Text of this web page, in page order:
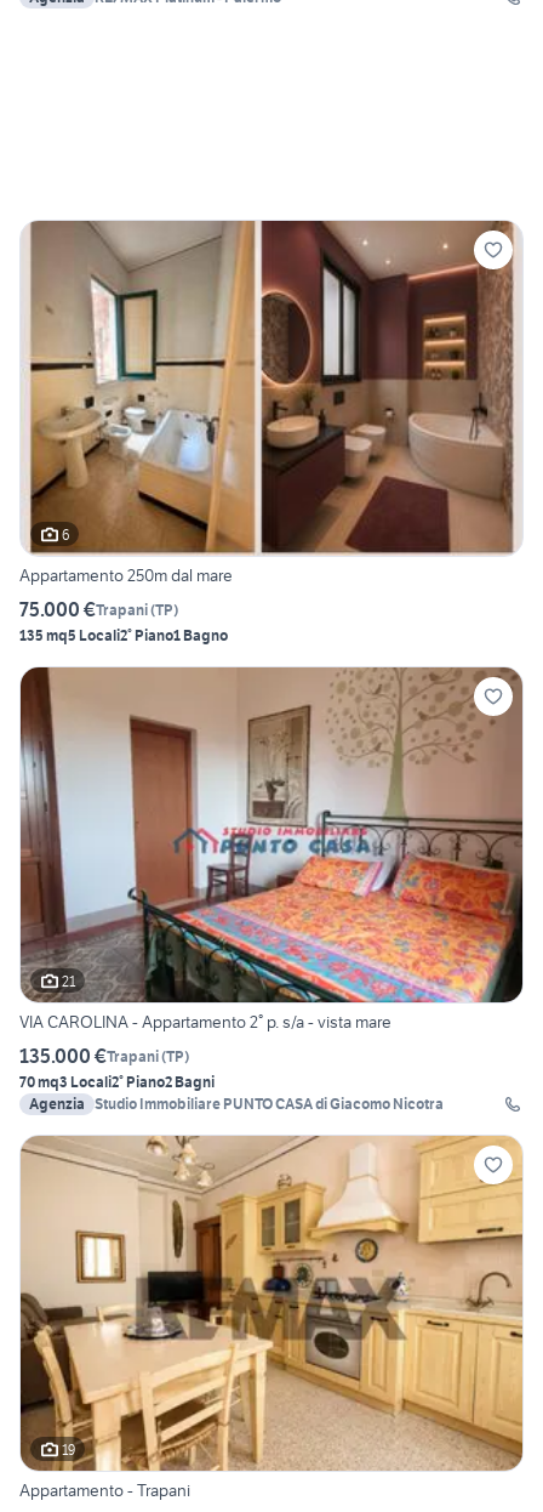
6
Appartamento 250m dal mare
75.000 €Trapani(TP)
135 mq5 Locali2° Piano1 Bagno
21
VIA CAROLINA - Appartamento 2° p. s/a - vista mare
135.000 €Trapani(TP)
70 mq3 Locali2° Piano2 Bagni
Agenzia Studio Immobiliare PUNTO CASA di Giacomo Nicotra
19
Appartamento - Trapani